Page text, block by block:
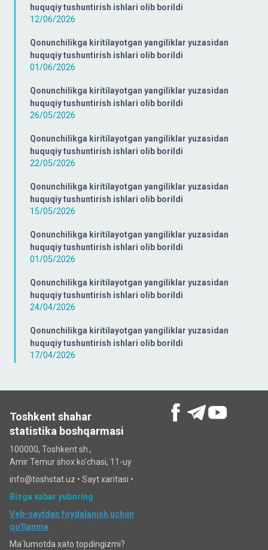
huquqiy tushuntirish ishlari olib borildi
12/06/2026
Qonunchilikga kiritilayotgan yangiliklar yuzasidan
huquqiy tushuntirish ishlari olib borildi
01/06/2026
Qonunchilikga kiritilayotgan yangiliklar yuzasidan
huquqiy tushuntirish ishlari olib borildi
26/05/2026
Qonunchilikga kiritilayotgan yangiliklar yuzasidan
huquqiy tushuntirish ishlari olib borildi
22/05/2026
Qonunchilikga kiritilayotgan yangiliklar yuzasidan
huquqiy tushuntirish ishlari olib borildi
15/05/2026
Qonunchilikga kiritilayotgan yangiliklar yuzasidan
huquqiy tushuntirish ishlari olib borildi
01/05/2026
Qonunchilikga kiritilayotgan yangiliklar yuzasidan
huquqiy tushuntirish ishlari olib borildi
24/04/2026
Qonunchilikga kiritilayotgan yangiliklar yuzasidan
huquqiy tushuntirish ishlari olib borildi
17/04/2026
Toshkent shahar
statistika boshqarmasi
100000, Toshkent sh.,
Amir Temur shox ko'chasi, 11-uy
info@toshstat.uz • Sayt xaritasi •
Bizga xabar yuboring
Veb-saytdan foydalanish uchun
qo'llanma
Ma`lumotda xato topdingizmi?